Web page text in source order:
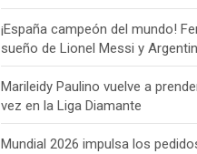
¡España campeón del mundo!
sueño de Lionel Messi y
Marileidy Paulino vuelve a
vez en la Liga Diamante
Mundial 2026 impulsa los